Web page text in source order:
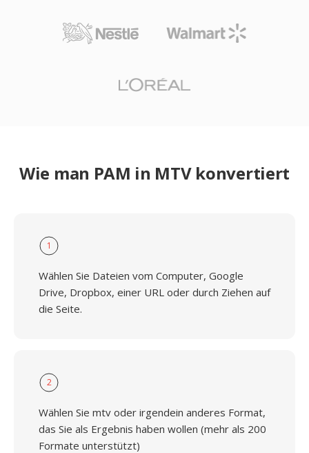
Wie man PAM in MTV konvertiert
1
Wählen Sie Dateien vom Computer, Google
Drive, Dropbox, einer URL oder durch Ziehen auf
die Seite.
2
Wählen Sie mtv oder irgendein anderes Format,
das Sie als Ergebnis haben wollen (mehr als 200
Formate unterstützt)